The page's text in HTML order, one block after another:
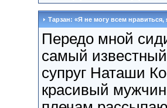
Тарзан: «Я не могу всем нравиться,
Передо мной
самый
супруг Наташи
красивый